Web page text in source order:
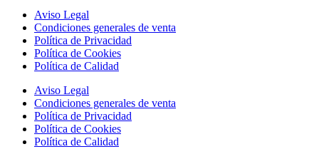
Aviso Legal
Condiciones generales de venta
Política de Privacidad
Política de Cookies
Política de Calidad
Aviso Legal
Condiciones generales de venta
Política de Privacidad
Política de Cookies
Política de Calidad